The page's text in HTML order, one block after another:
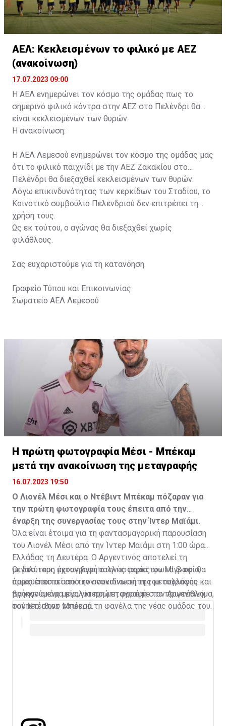
ΑΕΛ: Κεκλεισμένων το φιλικό με ΑΕΖ
(ανακοίνωση)
17.07.2023 09:00
Η ΑΕΛ ενημερώνει τον κόσμο της ομάδας πως το
σημερινό φιλικό κόντρα στην ΑΕΖ στο Πελένδρι θα
είναι κεκλεισμένων των θυρών.
Η ανακοίνωση:
Η ΑΕΛ Λεμεσού ενημερώνει τον κόσμο της ομάδας μας
ότι το φιλικό παιχνίδι με την ΑΕΖ Ζακακίου στο
Πελένδρι θα διεξαχθεί κεκλεισμένων των θυρών.
Λόγω επικινδυνότητας των κερκίδων του Σταδίου, το
Κοινοτικό συμβούλιο Πελενδριού δεν επιτρέπει τη
χρήση τους.
Ως εκ τούτου, ο αγώνας θα διεξαχθεί χωρίς
φιλάθλους.
Σας ευχαριστούμε για τη κατανόηση.
Γραφείο Τύπου και Επικοινωνίας
Σωματείο ΑΕΛ Λεμεσού
Η πρώτη φωτογραφία Μέσι - Μπέκαμ
μετά την ανακοίνωση της μεταγραφής
16.07.2023 19:50
Ο Λιονέλ Μέσι και ο Ντέβιντ Μπέκαμ πόζαραν για
την πρώτη φωτογραφία τους έπειτα από την
έναρξη της συνεργασίας τους στην Ίντερ Μαϊάμι.
Όλα είναι έτοιμα για τη φαντασμαγορική παρουσίαση
του Λιονέλ Μέσι από την Ίντερ Μαϊάμι στη 1:00 ώρα
Ελλάδας τη Δευτέρα. Ο Αργεντινός αποτελεί τη
μεγαλύτερη μεταγραφή στην ιστορία του MLS και θα
παρουσιαστεί από τον συνιδιοκτήτη του συλλόγου και
προηγούμενη μεγαλύτερη μεταγραφή στο πρωτάθλημα,
τον Ντέιβιντ Μπέκαμ.
Οι δυο τους έχουν βγει πολλές φορές φωτογραφία,
όμως έπειτα από την ανακοίνωση της μεταγραφής
βγήκαν ακόμα μία, για πρώτη φορά με τον Αργεντινό
σούπερ σταρ να φορά τη φανέλα της νέας ομάδας του.